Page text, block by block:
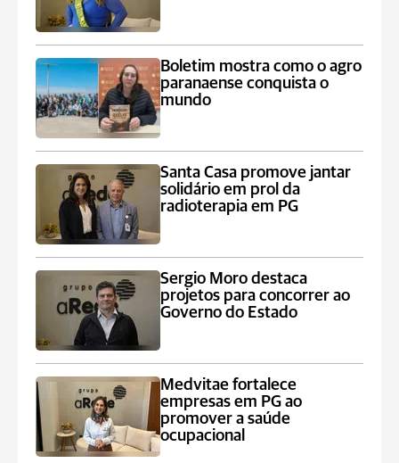
Boletim mostra como o agro
paranaense conquista o
mundo
Santa Casa promove jantar
solidário em prol da
radioterapia em PG
Sergio Moro destaca
projetos para concorrer ao
Governo do Estado
Medvitae fortalece
empresas em PG ao
promover a saúde
ocupacional